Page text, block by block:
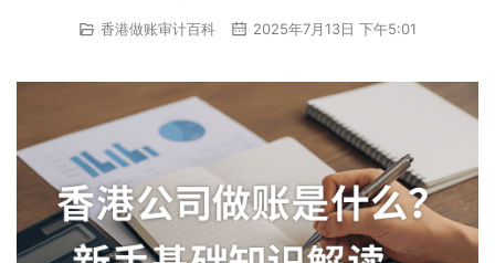
香港做账审计百科 2025年7月13日 下午5:01